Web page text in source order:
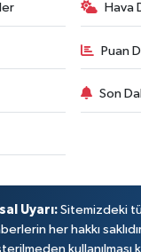
Hava
Puan
Son
Uyarı:Sitemizdeki
her hakkı
kullanılması